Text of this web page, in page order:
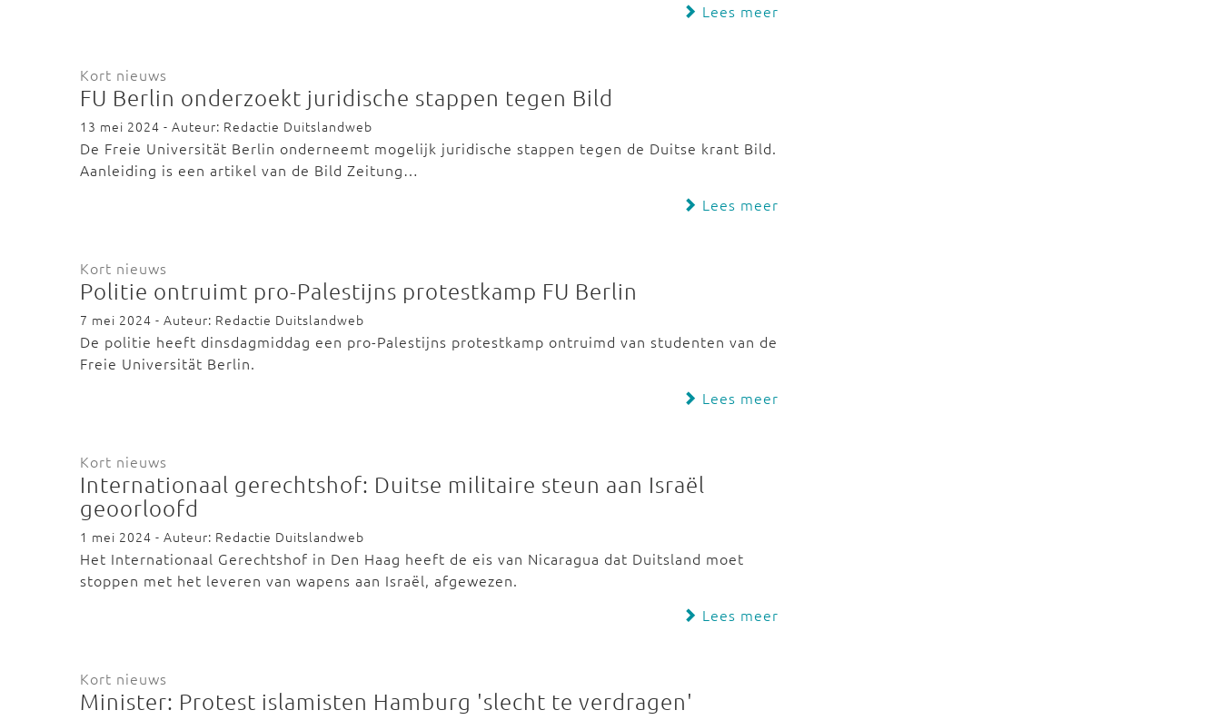
Lees meer
Kort nieuws
FU Berlin onderzoekt juridische stappen tegen Bild
13 mei 2024 - Auteur: Redactie Duitslandweb
De Freie Universität Berlin onderneemt mogelijk juridische stappen tegen de Duitse krant Bild.
Aanleiding is een artikel van de Bild Zeitung…
Lees meer
Kort nieuws
Politie ontruimt pro-Palestijns protestkamp FU Berlin
7 mei 2024 - Auteur: Redactie Duitslandweb
De politie heeft dinsdagmiddag een pro-Palestijns protestkamp ontruimd van studenten van de
Freie Universität Berlin.
Lees meer
Kort nieuws
Internationaal gerechtshof: Duitse militaire steun aan Israël
geoorloofd
1 mei 2024 - Auteur: Redactie Duitslandweb
Het Internationaal Gerechtshof in Den Haag heeft de eis van Nicaragua dat Duitsland moet
stoppen met het leveren van wapens aan Israël, afgewezen.
Lees meer
Kort nieuws
Minister: Protest islamisten Hamburg 'slecht te verdragen'